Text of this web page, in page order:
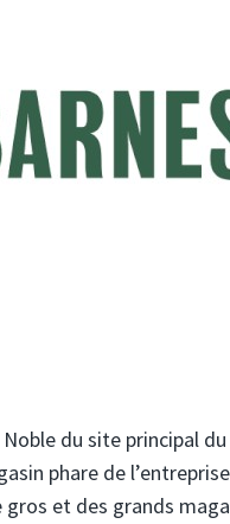
du site principal
phare de
et des grands